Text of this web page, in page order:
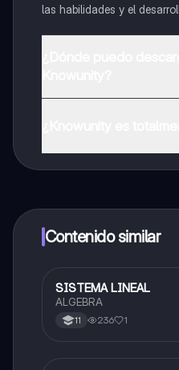
las habilidades y el
a determinadas funciones.
Contenido similar
Matemáticas
SISTEMA LINEAL
ALGEBRA
11 236 1